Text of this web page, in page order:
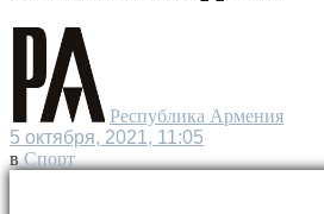
Республика Армения
5 октября, 2021, 11:05
в Спорт